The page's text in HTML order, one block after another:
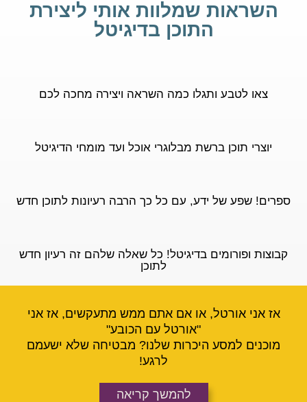
השראות שמלוות אותי ליצירת
התוכן בדיגיטל
צאו לטבע ותגלו כמה השראה ויצירה מחכה לכם
יוצרי תוכן ברשת מבלוגרי אוכל ועד מומחי הדיגיטל
ספרים! שפע של ידע, עם כל כך הרבה רעיונות לתוכן חדש
קבוצות ופורומים בדיגיטל! כל שאלה שלהם זה רעיון חדש
לתוכן
אז אני אורטל, או אם אתם ממש מתעקשים, אז אני
"אורטל עם הכובע"
מוכנים למסע היכרות שלנו? מבטיחה שלא ישעמם
לרגע!
להמשך קריאה